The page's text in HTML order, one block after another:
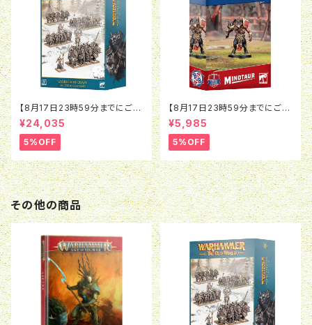
【8月17日23時59分までにご予
約で5％OFF】オールドワール
ド：ウォリアー・オヴ・ケイオス：バ
トルマーチアーミー
¥24,035
5%OFF
【8月17日23時59分までにご予
約で5％OFF】ブラッドボウル：ミ
ノタウロス
¥5,985
5%OFF
その他の商品